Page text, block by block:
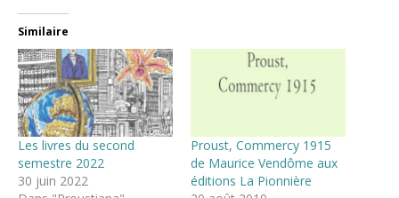
Similaire
Les livres du second
semestre 2022
30 juin 2022
Proust, Commercy 1915
de Maurice Vendôme aux
éditions La Pionnière